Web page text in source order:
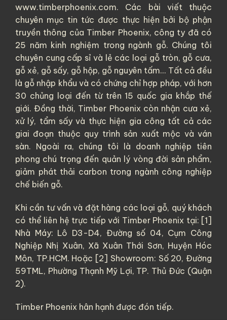
www.timberphoenix.com. Các bài viết thuộc
chuyên mục tin tức được thực hiện bởi bộ phận
truyền thông của Timber Phoenix, công ty đã có
25 năm kinh nghiệm trong ngành gỗ. Chúng tôi
chuyên cung cấp sỉ và lẻ các loại gỗ tròn, gỗ cưa,
gỗ xẻ, gỗ sấy, gỗ hộp, gỗ nguyên tấm... Tất cả đều
là gỗ nhập khẩu và có chứng chỉ hợp pháp, với hơn
30 chủng loại đến từ trên 15 quốc gia khắp thế
giới. Đồng thời, Timber Phoenix còn nhận cưa xẻ,
xử lý, tẩm sấy và thực hiện gia công tất cả các
giai đoạn thuộc quy trình sản xuất mộc và ván
sàn. Ngoài ra, chúng tôi là doanh nghiệp tiên
phong chú trọng đến quản lý vòng đời sản phẩm,
giảm phát thải carbon trong ngành công nghiệp
chế biến gỗ.
Khi cần tư vấn và đặt hàng các loại gỗ, quý khách
có thể liên hệ trực tiếp với Timber Phoenix tại: [1]
Nhà Máy: Lô D3-D4, Đường số 04, Cụm Công
Nghiệp Nhị Xuân, Xã Xuân Thới Sơn, Huyện Hóc
Môn, TP.HCM. Hoặc [2] Showroom: Số 20, Đường
59TML, Phường Thạnh Mỹ Lợi, TP. Thủ Đức (Quận
2).
Timber Phoenix hân hạnh được đón tiếp.